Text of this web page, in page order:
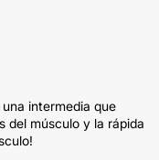
intermedia que
del músculo y la rápida